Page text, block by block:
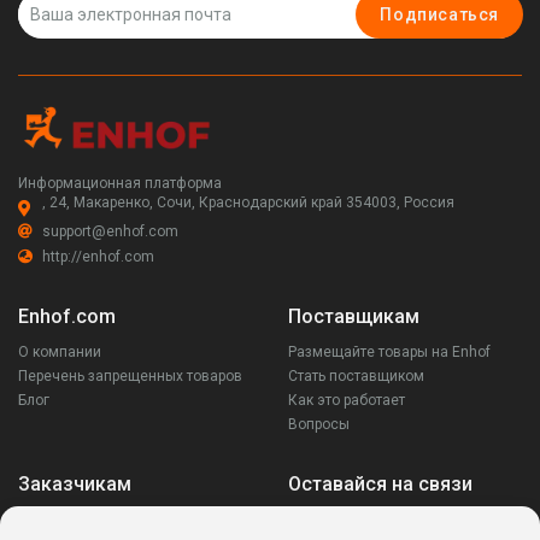
Подписаться
Информационная платформа
, 24, Макаренко, Сочи, Краснодарский край 354003, Россия
support@enhof.com
http://enhof.com
Enhof.com
О компании
Перечень запрещенных товаров
Блог
Поставщикам
Размещайте товары на Enhof
Стать поставщиком
Как это работает
Вопросы
Заказчикам Оставайся на связи